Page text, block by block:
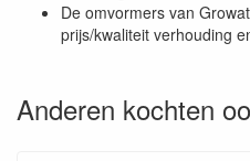
De omvormers van
prijs/kwaliteit verhouding
Anderen kochten